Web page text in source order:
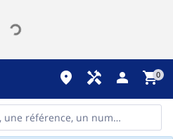
place handyman person shopping_cart0